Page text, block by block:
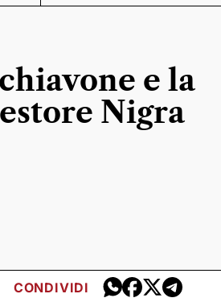
e la
Nigra
CONDIVIDI